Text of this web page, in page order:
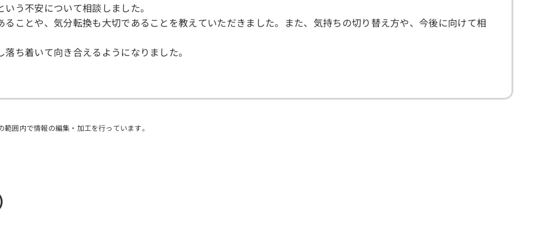
う不安について相談しました。
ことや、気分転換も大切であることを教えていただきました。また、気持ちの切り替え方や、今後に向けて相
ち着いて向き合えるようになりました。
囲内で情報の編集・加工を行っています。